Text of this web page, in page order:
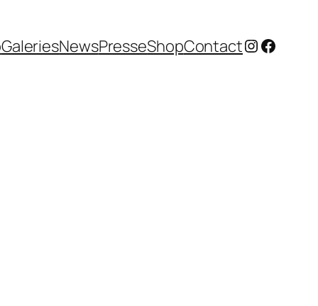
GaleriesNewsPresseShopContactInstagram